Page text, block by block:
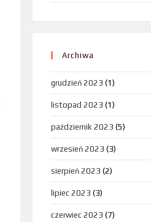
Archiwa
grudzień 2023 (1)
listopad 2023 (1)
październik 2023 (5)
wrzesień 2023 (3)
sierpień 2023 (2)
lipiec 2023 (3)
czerwiec 2023 (7)